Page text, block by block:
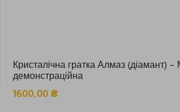
Кристалічна гратка Алмаз (діамант)
демонстраційна
1600,00₴